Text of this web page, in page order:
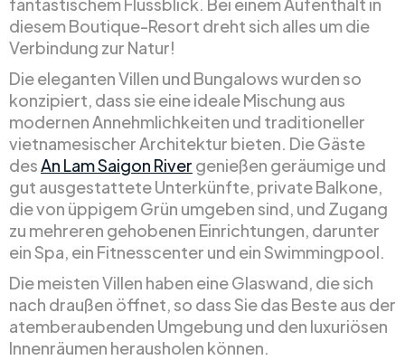
fantastischem Flussblick. Bei einem Aufenthalt in
diesem Boutique-Resort dreht sich alles um die
Verbindung zur Natur!
Die eleganten Villen und Bungalows wurden so
konzipiert, dass sie eine ideale Mischung aus
modernen Annehmlichkeiten und traditioneller
vietnamesischer Architektur bieten. Die Gäste
desAn Lam Saigon River genießen geräumige und
gut ausgestattete Unterkünfte, private Balkone,
die von üppigem Grün umgeben sind, und Zugang
zu mehreren gehobenen Einrichtungen, darunter
ein Spa, ein Fitnesscenter und ein Swimmingpool.
Die meisten Villen haben eine Glaswand, die sich
nach draußen öffnet, so dass Sie das Beste aus der
atemberaubenden Umgebung und den luxuriösen
Innenräumen herausholen können.